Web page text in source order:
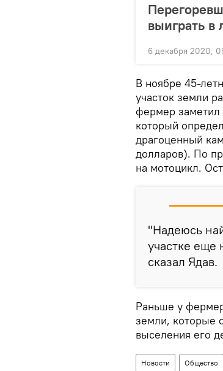
выиграть в
6 декабря 2020,
В ноябре 45-
участок земли
фермер заметил
который
драгоценный
долларов). По
на мотоцикл.
"Надеюсь
участке еще
сказал Ядав.
Раньше у
земли, которые
выселения его
Новости Общество